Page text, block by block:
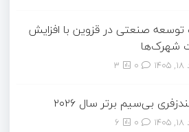
صنعتی در قزوین با افزایش
شهرک‌ها
3
بی‌سیم برتر سال ۲۰۲۶
6